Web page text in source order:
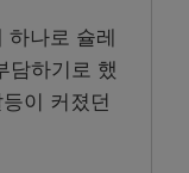
나로 슐레
담하기로 했
이 커졌던